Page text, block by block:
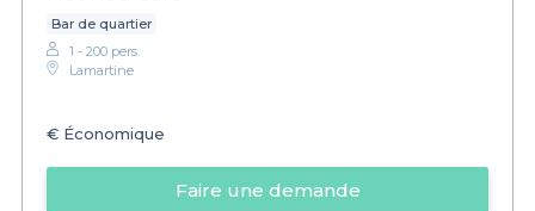
Bar de quartier
1 - 200 pers.
Lamartine
€ Économique
Faire une demande